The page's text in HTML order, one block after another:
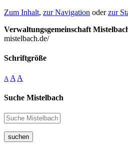
Zum Inhalt, zur Navigation oderzur
Verwaltungsgemeinschaft
mistelbach.de/
Schriftgröße
A A A
Suche Mistelbach
suchen